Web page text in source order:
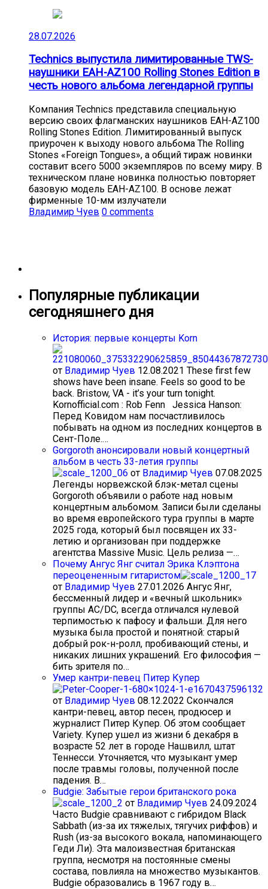
28.07.2026
Technics выпустила лимитированные TWS-
наушники EAH-AZ100 Rolling Stones Edition в
честь нового альбома легендарной группы
Компания Technics представила специальную
версию своих флагманских наушников EAH-AZ100
Rolling Stones Edition. Лимитированный выпуск
приурочен к выходу нового альбома The Rolling
Stones «Foreign Tongues», а общий тираж новинки
составит всего 5000 экземпляров по всему миру. В
техническом плане новинка полностью повторяет
базовую модель EAH-AZ100. В основе лежат
фирменные 10-мм излучатели
Владимир Чуев 0 comments
Популярные публикации
сегодняшнего дня
История: первые концерты Korn
от Владимир Чуев 12.08.2021 These first few
shows have been insane. Feels so good to be
back. Bristow, VA - it’s your turn tonight.
Kornofficial.com : Rob Fenn Jessica Hanson:
Перед Ковидом нам посчастливилось
побывать на одном из последних концертов в
Сент-Поле.…
Gorgoroth анонсировали новый концертный
альбом в честь 33-летия группы
от Владимир Чуев 07.08.2025
Легенды норвежской блэк-метал сцены
Gorgoroth объявили о работе над новым
концертным альбомом. Записи были сделаны
во время европейского тура группы в марте
2025 года, который был посвящен их 33-
летию и организован при поддержке
агентства Massive Music. Цель релиза —…
Почему Ангус Янг считал Эрика Клэптона
переоцененным гитаристом
от Владимир Чуев 27.01.2026 Ангус Янг,
бессменный лидер и «вечный школьник»
группы AC/DC, всегда отличался нулевой
терпимостью к пафосу и фальши. Для него
музыка была простой и понятной: старый
добрый рок-н-ролл, пробивающий стены, и
никаких лишних украшений. Его философия —
бить зрителя по…
Умер кантри-певец Питер Купер
от Владимир Чуев 08.12.2022 Скончался
кантри-певец, автор песен, продюсер и
журналист Питер Купер. Об этом сообщает
Variety. Купер ушел из жизни 6 декабря в
возрасте 52 лет в городе Нашвилл, штат
Теннесси. Уточняется, что музыкант умер
после травмы головы, полученной после
падения. В…
Budgie: Забытые герои британского рока
от Владимир Чуев 24.09.2024
Часто Budgie сравнивают с гибридом Black
Sabbath (из-за их тяжелых, тягучих риффов) и
Rush (из-за высокого вокала, напоминающего
Геди Ли). Эта малоизвестная британская
группа, несмотря на постоянные смены
состава, повлияла на множество музыкантов.
Budgie образовались в 1967 году в…